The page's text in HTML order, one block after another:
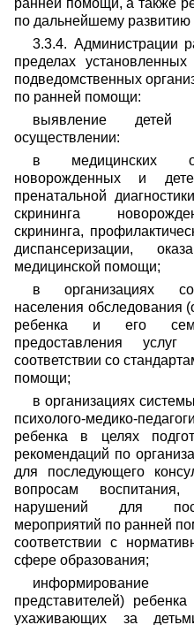
ранней помощи, а также
по дальнейшему
3.3.4. Администрации
пределах
подведомственных
по ранней помощи:
выявление
осуществлении:
в медицинских
новорожденных и
пренатальной
скрининга
скрининга,
диспансеризации,
медицинской помощи;
в организациях
населения обследования
ребенка и его
предоставления
соответствии со
помощи;
в организациях
психолого-медико-
ребенка в целях
рекомендаций по
для последующего
вопросам
нарушений для
мероприятий по ранней
соответствии с
сфере образования;
информирование
представителей)
ухаживающих за